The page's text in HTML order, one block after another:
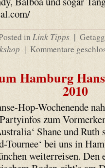
in Link Tipps |
| Kommentare
Hamburg
2010
Hop-Wochenende
zum
Shane und Ruth
Tournee‘ bei uns in
weiterreisen. Den